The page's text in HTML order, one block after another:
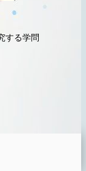
する学問